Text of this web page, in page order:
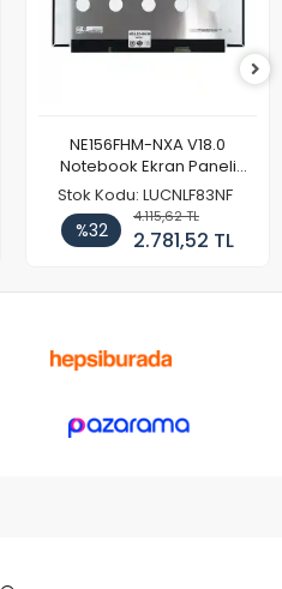
NE156FHM-NXA V18.0
Notebook Ekran Paneli
144Hz
Stok Kodu: LUCNLF83NF
%32
4.115,62 TL
2.781,52 TL